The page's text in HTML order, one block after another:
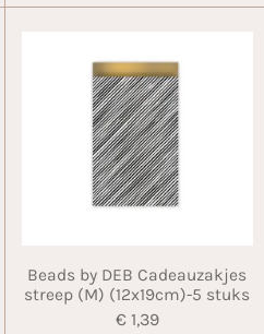
Beads by DEB Cadeauzakjes
streep (M) (12x19cm)-5 stuks
€ 1,39